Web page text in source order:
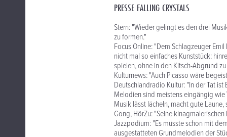
PRESSE FALLING CRYSTALS
Stern: "Wieder gelingt es den drei
zu formen."
Focus Online: "Dem Schlagzeuger
nicht mal so einfaches Kunststück:
spielen, ohne in den Kitsch-Abgrund
Kulturnews: "Auch Picasso wäre
Deutschlandradio Kultur: "In der Tat
Melodien sind meistens eingängig
Musik lässt lächeln, macht gute
Gong, HörZu: "Seine
Jazzpodium: "Es müsste schon mit
ausgestatteten Grundmelodien der